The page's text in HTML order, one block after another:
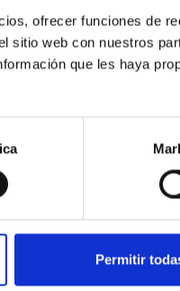
ofrecer funciones de
sitio web con nuestros
que les haya
Permitir
hay
Por
y
sí
bueno
el